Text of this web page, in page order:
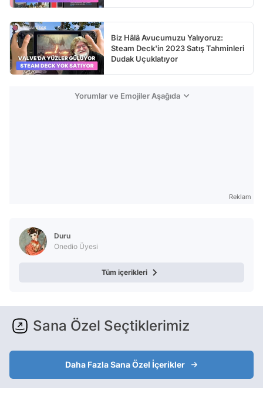
Biz Hâlâ Avucumuzu Yalıyoruz:
Steam Deck'in 2023 Satış Tahminleri
Dudak Uçuklatıyor
Yorumlar ve Emojiler Aşağıda
Reklam
Duru
Onedio Üyesi
Tüm içerikleri
Sana Özel Seçtiklerimiz
Daha Fazla Sana Özel İçerikler